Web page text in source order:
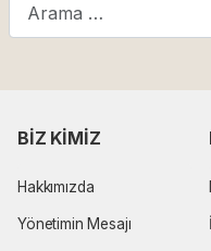
BIZ KIMIZ
Hakkımızda
Yönetimin Mesajı